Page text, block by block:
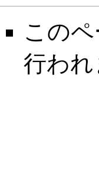
この
行われ